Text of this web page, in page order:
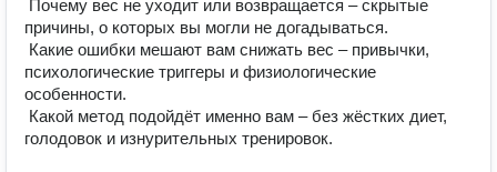
причины, о которых вы могли не догадываться.
психологические триггеры и физиологические
особенности.
голодовок и изнурительных тренировок.